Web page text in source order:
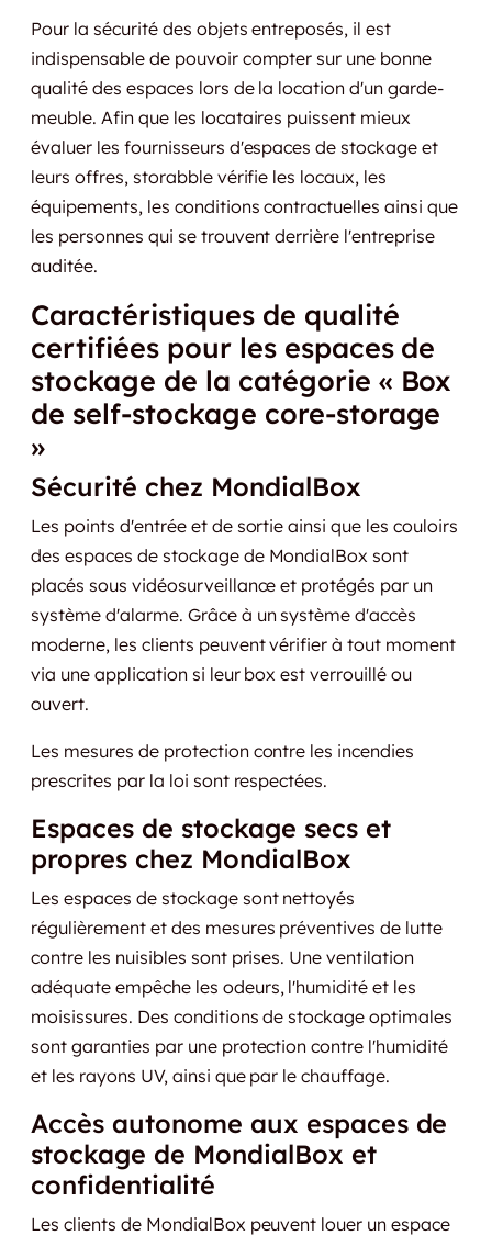
Pour la sécurité des objets entreposés, il est
indispensable de pouvoir compter sur une bonne
qualité des espaces lors de la location d'un garde-
meuble. Afin que les locataires puissent mieux
évaluer les fournisseurs d'espaces de stockage et
leurs offres, storabble vérifie les locaux, les
équipements, les conditions contractuelles ainsi que
les personnes qui se trouvent derrière l'entreprise
auditée.
Caractéristiques de qualité
certifiées pour les espaces de
stockage de la catégorie « Box
de self-stockage core-storage
»
Sécurité chez MondialBox
Les points d'entrée et de sortie ainsi que les couloirs
des espaces de stockage de MondialBox sont
placés sous vidéosurveillance et protégés par un
système d'alarme. Grâce à un système d'accès
moderne, les clients peuvent vérifier à tout moment
via une application si leur box est verrouillé ou
ouvert.
Les mesures de protection contre les incendies
prescrites par la loi sont respectées.
Espaces de stockage secs et
propres chez MondialBox
Les espaces de stockage sont nettoyés
régulièrement et des mesures préventives de lutte
contre les nuisibles sont prises. Une ventilation
adéquate empêche les odeurs, l'humidité et les
moisissures. Des conditions de stockage optimales
sont garanties par une protection contre l'humidité
et les rayons UV, ainsi que par le chauffage.
Accès autonome aux espaces de
stockage de MondialBox et
confidentialité
Les clients de MondialBox peuvent louer un espace